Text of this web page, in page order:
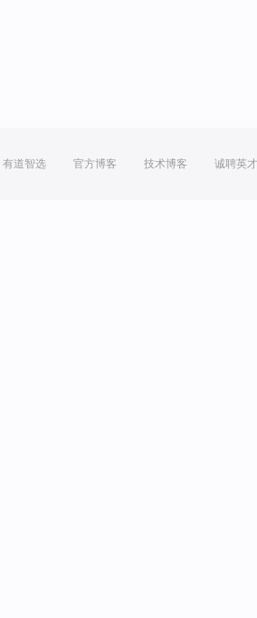
有道智选 官方博客 技术博客 诚聘英才